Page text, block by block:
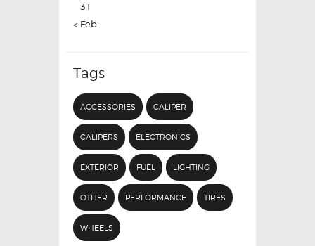
31
« Feb.
Tags
ACCESSORIES CALIPER
CALIPERS ELECTRONICS
EXTERIOR FUEL LIGHTING
OTHER PERFORMANCE TIRES
WHEELS